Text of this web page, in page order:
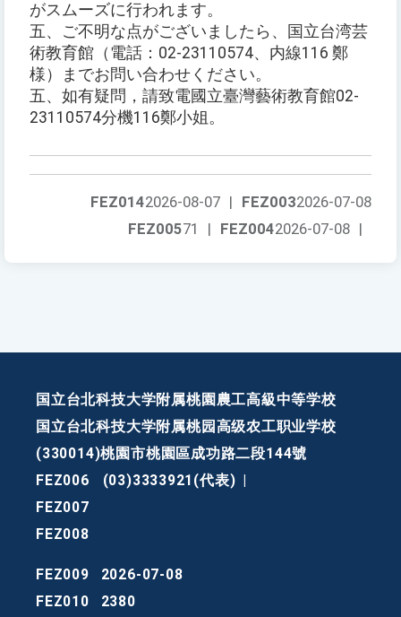
がスムーズに行われます。
五、ご不明な点がございましたら、国立台湾芸
術教育館（電話：02-23110574、内線116 鄭
様）までお問い合わせください。
五、如有疑問，請致電國立臺灣藝術教育館02-
23110574分機116鄭小姐。
FEZ0032026-07-08
FEZ0142026-08-07 |
FEZ0042026-07-08 |
FEZ00571 |
国立台北科技大学附属桃園農工高級中等学校
国立台北科技大学附属桃园高级农工职业学校
(330014)桃園市桃園區成功路二段144號
FEZ006
(03)3333921(代表)
FEZ007
FEZ008
FEZ009
2026-07-08
FEZ010
2380